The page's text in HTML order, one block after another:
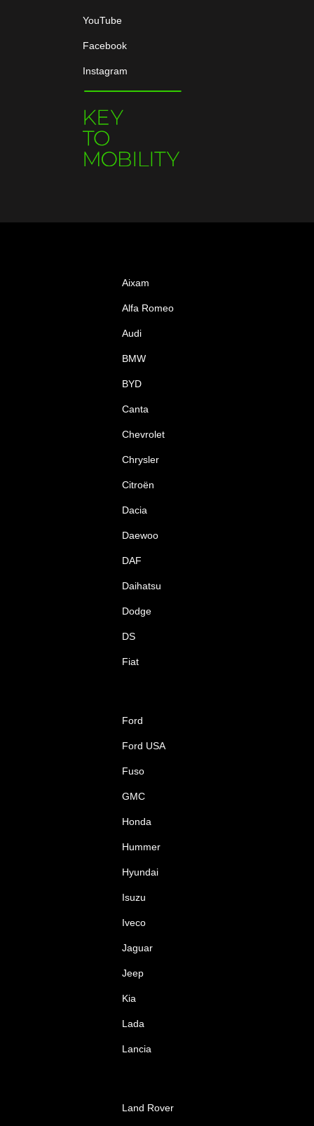
YouTube
Facebook
Instagram
Aixam
Alfa Romeo
Audi
BMW
BYD
Canta
Chevrolet
Chrysler
Citroën
Dacia
Daewoo
DAF
Daihatsu
Dodge
DS
Fiat
Ford
Ford USA
Fuso
GMC
Honda
Hummer
Hyundai
Isuzu
Iveco
Jaguar
Jeep
Kia
Lada
Lancia
Land Rover